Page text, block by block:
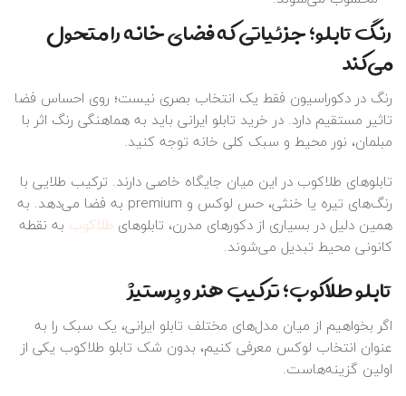
رنگ تابلو؛ جزئیاتی که فضای خانه را متحول
می‌کند
رنگ در دکوراسیون فقط یک انتخاب بصری نیست؛ روی احساس فضا
تاثیر مستقیم دارد. در خرید تابلو ایرانی باید به هماهنگی رنگ اثر با
مبلمان، نور محیط و سبک کلی خانه توجه کنید.
تابلوهای طلاکوب در این میان جایگاه خاصی دارند. ترکیب طلایی با
رنگ‌های تیره یا خنثی، حس لوکس و premium به فضا می‌دهد. به
همین دلیل در بسیاری از دکورهای مدرن، تابلوهای طلاکوب به نقطه
کانونی محیط تبدیل می‌شوند.
تابلو طلاکوب؛ ترکیب هنر و پرستیژ
اگر بخواهیم از میان مدل‌های مختلف تابلو ایرانی، یک سبک را به
عنوان انتخاب لوکس معرفی کنیم، بدون شک تابلو طلاکوب یکی از
اولین گزینه‌هاست.